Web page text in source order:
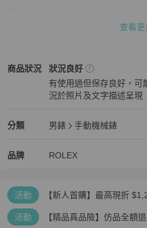
🌇香港實體註冊公司，擁有完整日
💰
本店每單貨品要被平台扣除高昂手
障，謝絕砍價。以免浪費雙方時間❤️
查看更
商品狀況
ROLEX男錶商品狀態與細節
狀況良好
有使用過但保存良好，可
況於照片及文字描述呈現
分類
ROLEX 男錶分類資訊
男錶
手動機械錶
品牌
ROLEX 精品男錶品牌介紹
ROLEX
ROLEX 推薦清單
活動 【新人首購】最高現折
活動 【精品真品險】仿品全額